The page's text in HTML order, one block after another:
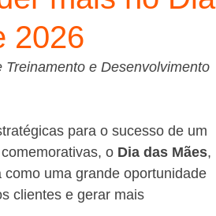
2026
e Desenvolvimento
para o sucesso de um
o Dia das Mães,
como uma grande oportunidade
clientes e gerar mais